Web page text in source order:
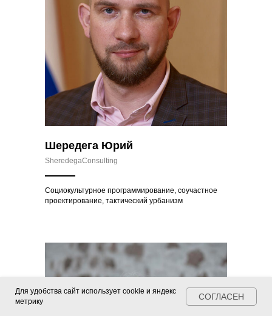
Шередега Юрий
SheredegaConsulting
Социокультурное программирование, соучастное
проектирование, тактический урбанизм
Для удобства сайт использует cookie и яндекс
метрику
СОГЛАСЕН